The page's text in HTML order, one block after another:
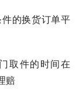
的换货订单平
取件的时间在
赔